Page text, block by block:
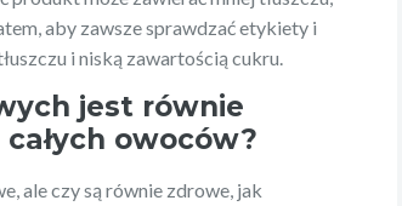
aby zawsze sprawdzać etykiety i
i niską zawartością cukru.
jest równie
owoców?
ale czy są równie zdrowe, jak